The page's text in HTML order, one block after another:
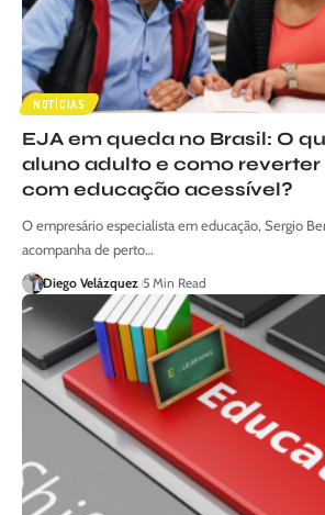
NOTÍCIAS
EJA em queda no Brasil: O
aluno adulto e como
com educação acessível?
O empresário especialista em educação, Sergio
acompanha de perto…
Diego Velázquez 5 Min Read